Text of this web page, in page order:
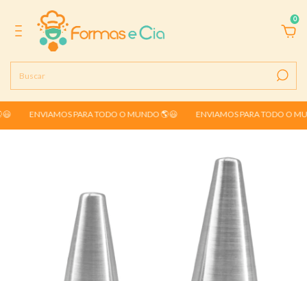
0
ENVIAMOS PARA TODO O MUNDO 🌎😃 ENVIAMOS PARA TODO O